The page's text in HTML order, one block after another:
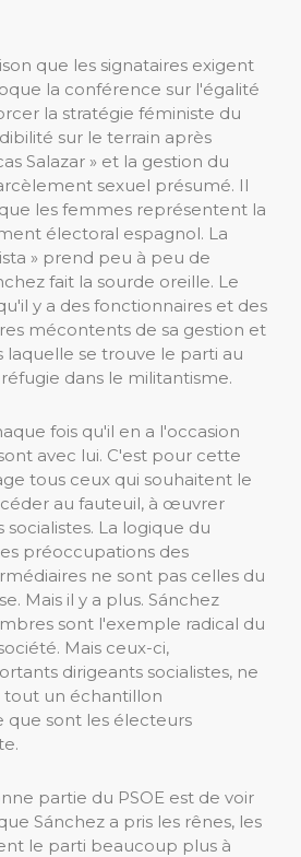
que les signataires exigent
la conférence sur l'égalité
la stratégie féministe du
sur le terrain après
Salazar » et la gestion du
sexuel présumé. Il
les femmes représentent la
électoral espagnol. La
» prend peu à peu de
fait la sourde oreille. Le
y a des fonctionnaires et des
mécontents de sa gestion et
laquelle se trouve le parti au
dans le militantisme.
fois qu'il en a l'occasion
avec lui. C'est pour cette
tous ceux qui souhaitent le
au fauteuil, à œuvrer
La logique du
préoccupations des
ne sont pas celles du
Mais il y a plus. Sánchez
sont l'exemple radical du
Mais ceux-ci,
dirigeants socialistes, ne
un échantillon
que sont les électeurs
partie du PSOE est de voir
Sánchez a pris les rênes, les
le parti beaucoup plus à